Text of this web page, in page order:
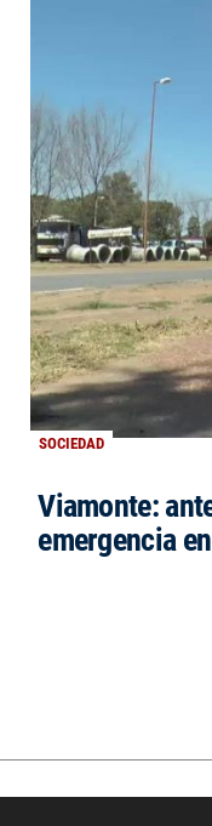
SOCIEDAD
Viamonte:
emergencia